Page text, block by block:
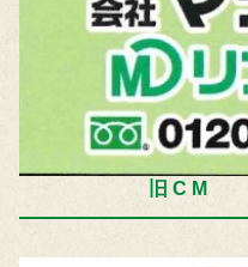
旧 C M